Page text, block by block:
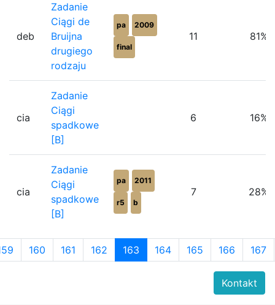
deb
Zadanie
Ciągi de
Bruijna
drugiego
rodzaju
pa 2009
final
11 81%
cia
Zadanie
Ciągi
spadkowe
[B]
6 16%
cia
Zadanie
Ciągi
spadkowe
[B]
pa 2011
r5 b
7 28%
160 161 162 163 164 165 166 167
Kontakt